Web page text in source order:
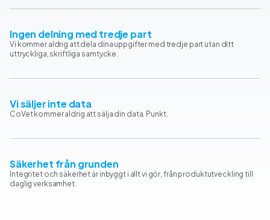
Ingen delning med tredje part
Vi kommer aldrig att dela dina uppgifter med tredje part utan ditt
uttryckliga, skriftliga samtycke.
Vi säljer inte data
CoVet kommer aldrig att sälja din data. Punkt.
Säkerhet från grunden
Integritet och säkerhet är inbyggt i allt vi gör, från produktutveckling till
daglig verksamhet.